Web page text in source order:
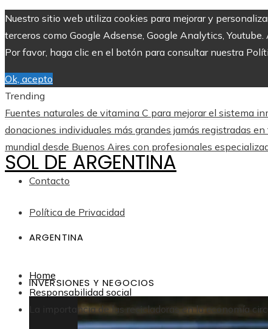
Nuestro sitio web utiliza cookies para mejorar y
terceros como Google Adsense, Google Analytics,
Por favor, haga clic en el botón para consultar nuestra
Ok, acepto
Trending
Fuentes naturales de vitamina C para mejorar el sistema
donaciones individuales más grandes jamás registradas
mundial desde Buenos Aires con profesionales
Contacto
Política de Privacidad
SOL DE ARGENTINA
ARGENTINA
INVERSIONES Y NEGOCIOS
Home
Responsabilidad social
La importancia de las recicladoras en la economía